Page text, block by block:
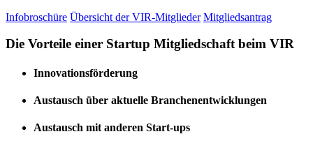
Infobroschüre Übersicht der VIR-Mitglieder Mitgliedsantrag
Die Vorteile einer Startup Mitgliedschaft beim VIR
Innovationsförderung
Austausch über aktuelle Branchenentwicklungen
Austausch mit anderen Start-ups